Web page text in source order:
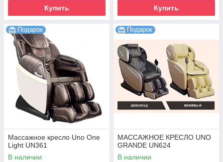
Купить Купить
Подарок
Массажное кресло Uno One
Light UN361
В наличии
Подарок
МАССАЖНОЕ КРЕСЛО UNO
GRANDE UN624
В наличии